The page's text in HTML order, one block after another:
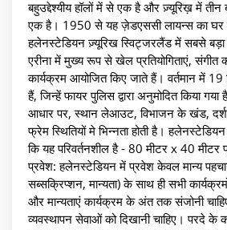
बहुउद्देश्यीय हॉलों में से एक है और ज़्यूरिख़ में तीन
एक है। 1950 से यह ज़ेडएससी लायन्स का घर
हलेनस्टेडियन ज़्यूरिख स्विट्जरलैंड में सबसे बड़ा
एरीना में मुख्य रूप से खेल प्रतियोगिताएं, संगीत
कार्यक्रम आयोजित किए जाते हैं। वर्तमान में
हैं, जिन्हें फायर पुलिस द्वारा अनुमोदित किया
आधार पर, स्थान लेआउट, विभाजन के खंड,
फ्रेम स्थितियों मे भिन्नता होती है।
कि यह परिवर्तनशील है - 80 मीटर x 40
प्रवेश: हलेनस्टेडियन में प्रवेश केवल मान्य
सब्सक्रिप्शन, मान्यता) के साथ ही सभी
और मान्यताएं कार्यक्रम के अंत तक संजोनी
व्यवस्थापन सेवाओं को दिखानी चाहिए। परदे के